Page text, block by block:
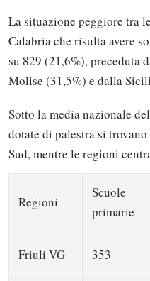
La situazione peggiore tra
Calabria che risulta avere
su 829 (21,6%), preceduta
Molise (31,5%) e dalla
Sotto la media nazionale
dotate di palestra si
Sud, mentre le regioni
Regioni
Scuole
primarie
Friuli VG 353